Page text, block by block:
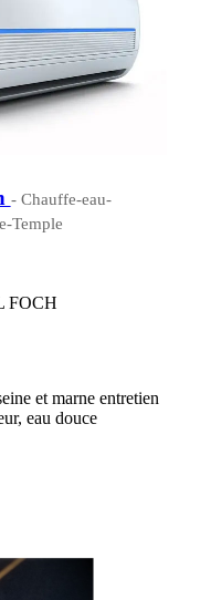
- Chauffe-eau-
Temple
FOCH
et marne entretien
eau douce